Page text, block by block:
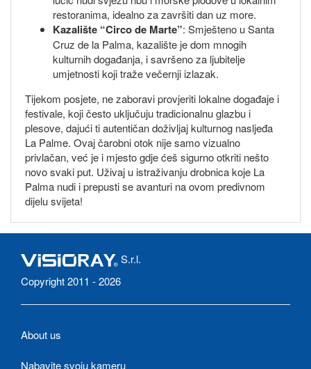
restoranima, idealno za završiti dan uz more.
Kazalište “Circo de Marte”: Smješteno u Santa
Cruz de la Palma, kazalište je dom mnogih
kulturnih događanja, i savršeno za ljubitelje
umjetnosti koji traže večernji izlazak.
Tijekom posjete, ne zaboravi provjeriti lokalne događaje i
festivale, koji često uključuju tradicionalnu glazbu i
plesove, dajući ti autentičan doživljaj kulturnog nasljeđa
La Palme. Ovaj čarobni otok nije samo vizualno
privlačan, već je i mjesto gdje ćeš sigurno otkriti nešto
novo svaki put. Uživaj u istraživanju drobnica koje La
Palma nudi i prepusti se avanturi na ovom predivnom
dijelu svijeta!
S.r.l.
Copyright 2011 - 2026
About us
Nabavite svoju kameru